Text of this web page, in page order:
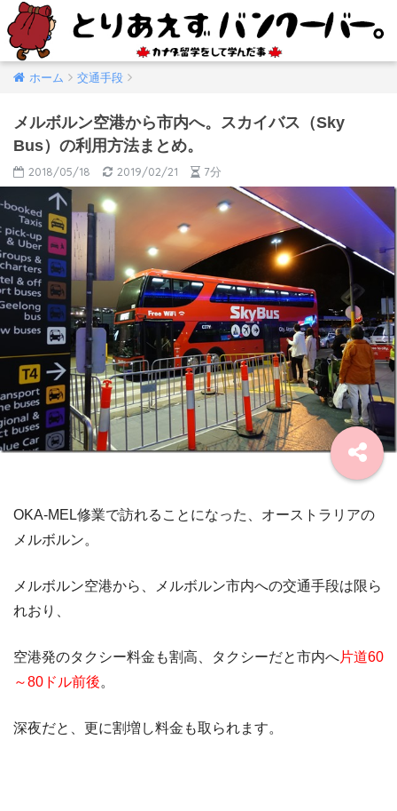
ホーム 交通手段
メルボルン空港から市内へ。スカイバス（Sky
Bus）の利用方法まとめ。
2018/05/18 2019/02/21 7分
OKA-MEL修業で訪れることになった、オーストラリアの
メルボルン。
メルボルン空港から、メルボルン市内への交通手段は限ら
れおり、
空港発のタクシー料金も割高、タクシーだと市内へ片道60
～80ドル前後。
深夜だと、更に割増し料金も取られます。